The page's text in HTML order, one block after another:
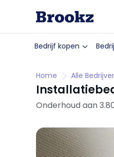
Bedrijf kopen
Home Alle
Onderhoud aan